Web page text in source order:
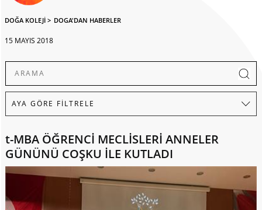
DOĞA KOLEJİ > DOGA'DAN HABERLER
15 MAYIS 2018
t-MBA ÖĞRENCİ MECLİSLERİ ANNELER
GÜNÜNÜ COŞKU İLE KUTLADI